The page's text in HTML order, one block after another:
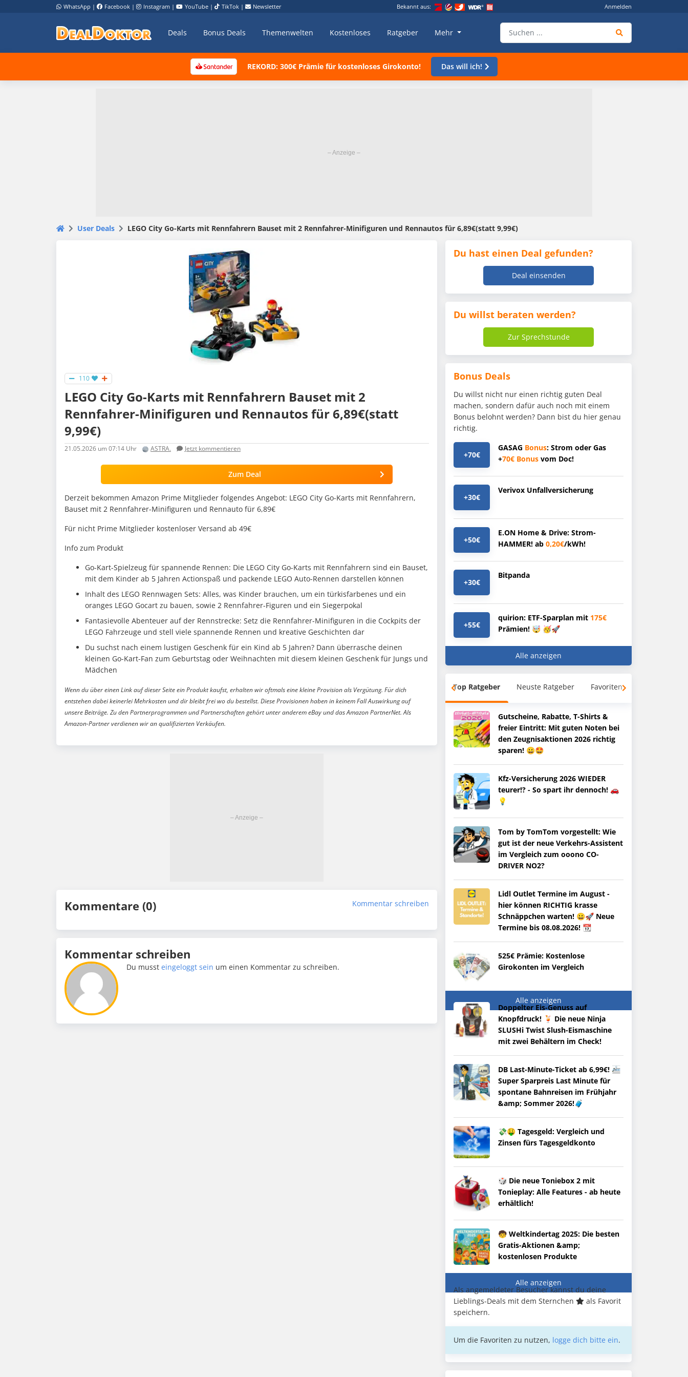
WhatsApp | Facebook | Instagram | YouTube | TikTok | Newsletter Bekannt aus: Anmelden
Deals Bonus Deals Themenwelten Kostenloses Ratgeber Mehr
REKORD: 300€ Prämie für kostenloses Girokonto! Das will ich!
User Deals LEGO City Go-Karts mit Rennfahrern Bauset mit 2 Rennfahrer-Minifiguren und Rennautos für 6,89€(statt 9,99€)
110
LEGO City Go-Karts mit Rennfahrern Bauset mit 2
Rennfahrer-Minifiguren und Rennautos für 6,89€(statt
9,99€)
21.05.2026 um 07:14 Uhr ASTRA. Jetzt kommentieren
Zum Deal
Derzeit bekommen Amazon Prime Mitglieder folgendes Angebot: LEGO City Go-Karts mit Rennfahrern,
Bauset mit 2 Rennfahrer-Minifiguren und Rennauto für 6,89€
Für nicht Prime Mitglieder kostenloser Versand ab 49€
Info zum Produkt
Go-Kart-Spielzeug für spannende Rennen: Die LEGO City Go-Karts mit Rennfahrern sind ein Bauset,
mit dem Kinder ab 5 Jahren Actionspaß und packende LEGO Auto-Rennen darstellen können
Inhalt des LEGO Rennwagen Sets: Alles, was Kinder brauchen, um ein türkisfarbenes und ein
oranges LEGO Gocart zu bauen, sowie 2 Rennfahrer-Figuren und ein Siegerpokal
Fantasievolle Abenteuer auf der Rennstrecke: Setz die Rennfahrer-Minifiguren in die Cockpits der
LEGO Fahrzeuge und stell viele spannende Rennen und kreative Geschichten dar
Du suchst nach einem lustigen Geschenk für ein Kind ab 5 Jahren? Dann überrasche deinen
kleinen Go-Kart-Fan zum Geburtstag oder Weihnachten mit diesem kleinen Geschenk für Jungs und
Mädchen
Wenn du über einen Link auf dieser Seite ein Produkt kaufst, erhalten wir oftmals eine kleine Provision als Vergütung. Für dich
entstehen dabei keinerlei Mehrkosten und dir bleibt frei wo du bestellst. Diese Provisionen haben in keinem Fall Auswirkung auf
unsere Beiträge. Zu den Partnerprogrammen und Partnerschaften gehört unter anderem eBay und das Amazon PartnerNet. Als
Amazon-Partner verdienen wir an qualifizierten Verkäufen.
Kommentare (0) Kommentar schreiben
Kommentar schreiben
Du mussteingeloggt sein um einen Kommentar zu schreiben.
Du hast einen Deal gefunden?
Deal einsenden
Du willst beraten werden?
Zur Sprechstunde
Bonus Deals
Du willst nicht nur einen richtig guten Deal
machen, sondern dafür auch noch mit einem
Bonus belohnt werden? Dann bist du hier genau
richtig.
+70€
GASAG Bonus: Strom oder Gas
+70€ Bonus vom Doc!
+30€
Verivox Unfallversicherung
+50€
E.ON Home & Drive: Strom-
HAMMER! ab 0,20€/kWh!
+30€
Bitpanda
+55€
quirion: ETF-Sparplan mit 175€
Prämien! 🤯 🥳🚀
Alle anzeigen
Top Ratgeber Neuste Ratgeber Favoriten
Gutscheine, Rabatte, T-Shirts &
freier Eintritt: Mit guten Noten bei
den Zeugnisaktionen 2026 richtig
sparen! 😀🤩
Kfz-Versicherung 2026 WIEDER
teurer!? - So spart ihr dennoch! 🚗
💡
Tom by TomTom vorgestellt: Wie
gut ist der neue Verkehrs-Assistent
im Vergleich zum ooono CO-
DRIVER NO2?
Lidl Outlet Termine im August -
hier können RICHTIG krasse
Schnäppchen warten! 😀🚀 Neue
Termine bis 08.08.2026! 📆
525€ Prämie: Kostenlose
Girokonten im Vergleich
Alle anzeigen
Doppelter Eis-Genuss auf
Knopfdruck! 🍹 Die neue Ninja
SLUSHi Twist Slush-Eismaschine
mit zwei Behältern im Check!
DB Last-Minute-Ticket ab 6,99€! 🚈
Super Sparpreis Last Minute für
spontane Bahnreisen im Frühjahr
&amp; Sommer 2026!🧳
💸🤑 Tagesgeld: Vergleich und
Zinsen fürs Tagesgeldkonto
🎲 Die neue Toniebox 2 mit
Tonieplay: Alle Features - ab heute
erhältlich!
🧒 Weltkindertag 2025: Die besten
Gratis-Aktionen &amp;
kostenlosen Produkte
Alle anzeigen
Als angemeldeter Besucher kannst du deine
Lieblings-Deals mit dem Sternchen
als Favorit
speichern.
Um die Favoriten zu nutzen, logge dich bitte ein.